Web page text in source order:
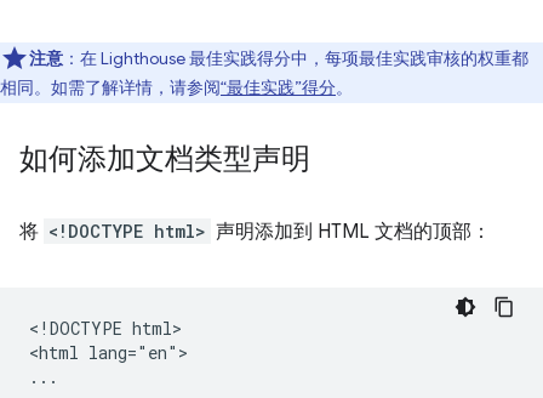
注意 ：在 Lighthouse 最佳实践得分中，每项最佳实践审核的权重都
相同。如需了解详情，请参阅“最佳实践”得分。
如何添加文档类型声明
将 <!DOCTYPE html> 声明添加到 HTML 文档的顶部：
<!DOCTYPE html>
<html lang="en">